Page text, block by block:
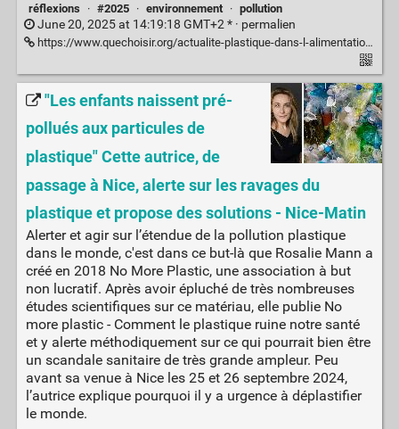
réflexions
· #2025 · environnement · pollution
June 20, 2025 at 14:19:18 GMT+2 * · permalien
https://www.quechoisir.org/actualite-plastique-dans-l-alimentation-une-dependance-problematique-n167596/
"Les enfants naissent pré-
pollués aux particules de
plastique" Cette autrice, de
passage à Nice, alerte sur les ravages du
plastique et propose des solutions - Nice-Matin
Alerter et agir sur l’étendue de la pollution plastique
dans le monde, c'est dans ce but-là que Rosalie Mann a
créé en 2018 No More Plastic, une association à but
non lucratif. Après avoir épluché de très nombreuses
études scientifiques sur ce matériau, elle publie No
more plastic - Comment le plastique ruine notre santé
et y alerte méthodiquement sur ce qui pourrait bien être
un scandale sanitaire de très grande ampleur. Peu
avant sa venue à Nice les 25 et 26 septembre 2024,
l’autrice explique pourquoi il y a urgence à déplastifier
le monde.